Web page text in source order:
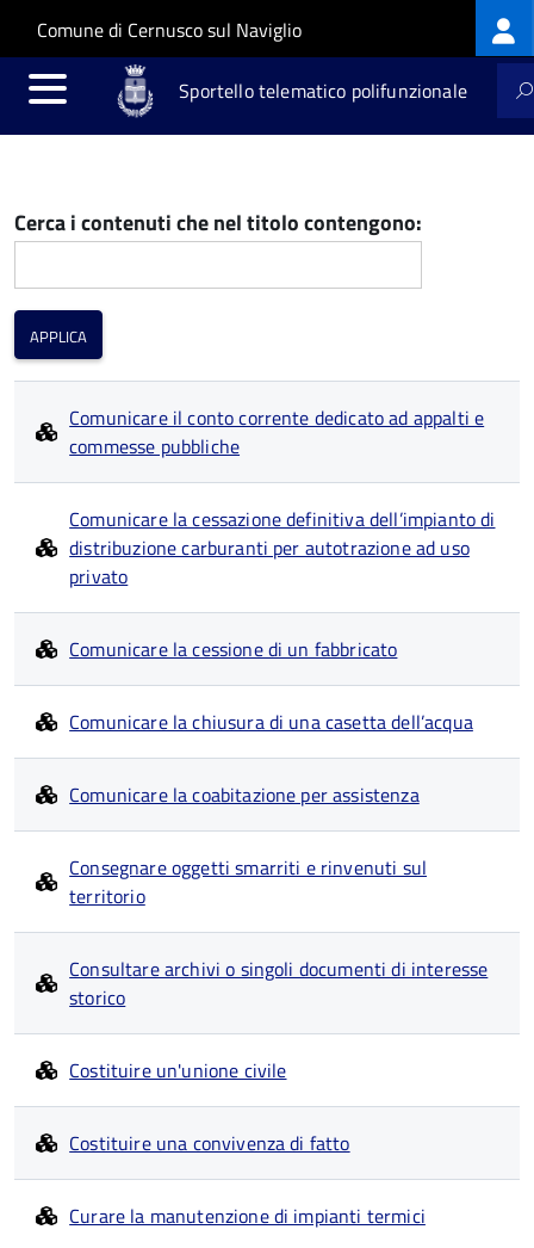
Salta al contenuto principale
Skip to site navigation
Comune di Cernusco sul Naviglio
Sportello telematico polifunzionale
Cerca i contenuti che nel titolo contengono:
Comunicare il conto corrente dedicato ad appalti e
commesse pubbliche
Comunicare la cessazione definitiva dell’impianto di
distribuzione carburanti per autotrazione ad uso
privato
Comunicare la cessione di un fabbricato
Comunicare la chiusura di una casetta dell’acqua
Comunicare la coabitazione per assistenza
Consegnare oggetti smarriti e rinvenuti sul
territorio
Consultare archivi o singoli documenti di interesse
storico
Costituire un'unione civile
Costituire una convivenza di fatto
Curare la manutenzione di impianti termici